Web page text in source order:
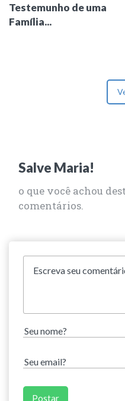
Testemunho de uma
Família...
Salve Maria!
o que você achou
comentários.